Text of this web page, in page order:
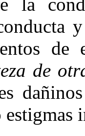
de
de